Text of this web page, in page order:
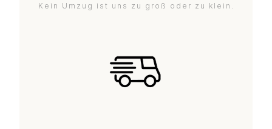
Kein Umzug ist uns zu groß oder zu klein.